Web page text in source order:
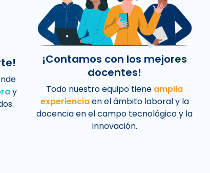
y
¡Contamos con los mejores
docentes!
Todo nuestro equipo tiene amplia
experienciaen el ámbito laboral y la
docencia en el campo tecnológico y la
innovación.